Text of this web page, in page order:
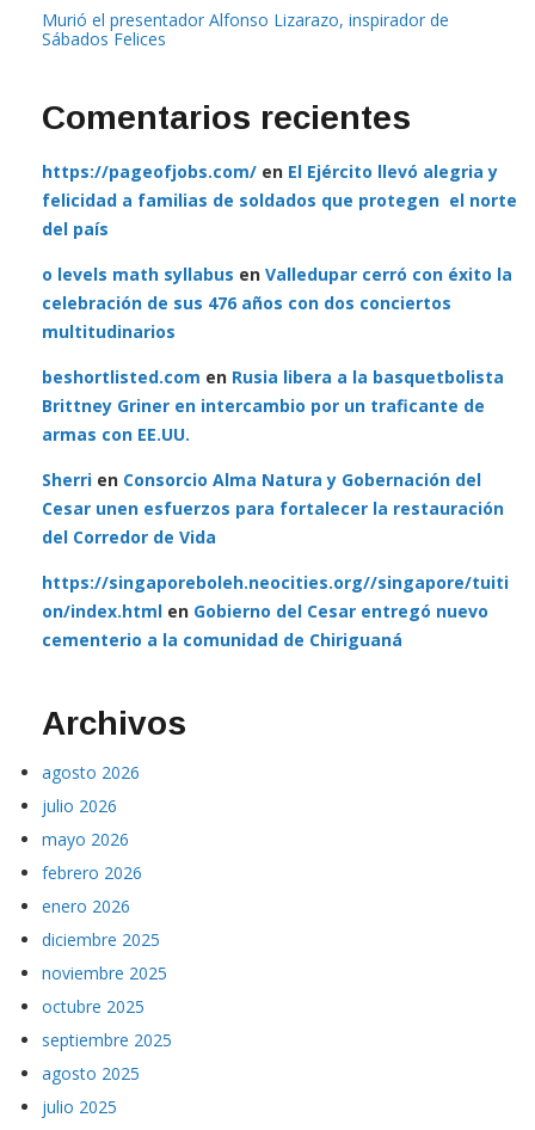
Murió el presentador Alfonso Lizarazo, inspirador de
Sábados Felices
Comentarios recientes
https://pageofjobs.com/ en El Ejército llevó alegria y
felicidad a familias de soldados que protegen el norte
del país
o levels math syllabus en Valledupar cerró con éxito la
celebración de sus 476 años con dos conciertos
multitudinarios
beshortlisted.com en Rusia libera a la basquetbolista
Brittney Griner en intercambio por un traficante de
armas con EE.UU.
Sherri en Consorcio Alma Natura y Gobernación del
Cesar unen esfuerzos para fortalecer la restauración
del Corredor de Vida
https://singaporeboleh.neocities.org//singapore/tuiti
on/index.html en Gobierno del Cesar entregó nuevo
cementerio a la comunidad de Chiriguaná
Archivos
agosto 2026
julio 2026
mayo 2026
febrero 2026
enero 2026
diciembre 2025
noviembre 2025
octubre 2025
septiembre 2025
agosto 2025
julio 2025